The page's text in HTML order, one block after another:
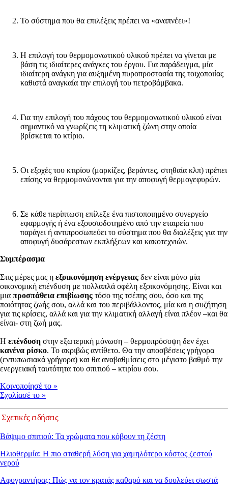
Το σύστημα που θα επιλέξεις πρέπει να «αναπνέει»!
Η επιλογή του θερμομονωτικού υλικού πρέπει να γίνεται με
βάση τις ιδιαίτερες ανάγκες του έργου. Για παράδειγμα, μία
ιδιαίτερη ανάγκη για αυξημένη πυροπροστασία της τοιχοποιίας
καθιστά αναγκαία την επιλογή του πετροβάμβακα.
Για την επιλογή του πάχους του θερμομονωτικού υλικού είναι
σημαντικό να γνωρίζεις τη κλιματική ζώνη στην οποία
βρίσκεται το κτίριο.
Οι εξοχές του κτιρίου (μαρκίζες, βεράντες, στηθαία κλπ) πρέπει
επίσης να θερμομονώνονται για την αποφυγή θερμογεφυρών.
Σε κάθε περίπτωση επίλεξε ένα πιστοποιημένο συνεργείο
εφαρμογής ή ένα εξουσιοδοτημένο από την εταιρεία που
παράγει ή αντιπροσωπεύει το σύστημα που θα διαλέξεις για την
αποφυγή δυσάρεστων εκπλήξεων και κακοτεχνιών.
Συμπέρασμα
Στις μέρες μας η εξοικονόμηση ενέργειας δεν είναι μόνο μία
οικονομική επένδυση με πολλαπλά οφέλη εξοικονόμησης. Είναι και
μια προσπάθεια επιβίωσης τόσο της τσέπης σου, όσο και της
ποιότητας ζωής σου, αλλά και του περιβάλλοντος, μία και η συζήτηση
για τις κρίσεις, αλλά και για την κλιματική αλλαγή είναι πλέον –και θα
είναι- στη ζωή μας.
Η επένδυση στην εξωτερική μόνωση – θερμοπρόσοψη δεν έχει
κανένα ρίσκο. Το ακριβώς αντίθετο. Θα την αποσβέσεις γρήγορα
(εντυπωσιακά γρήγορα) και θα αναβαθμίσεις στο μέγιστο βαθμό την
ενεργειακή ταυτότητα του σπιτιού – κτιρίου σου.
Κοινοποίησέ το »
Σχολίασέ το »
Σχετικές ειδήσεις
Βάψιμο σπιτιού: Τα χρώματα που κόβουν τη ζέστη
Ηλιοθερμία: Η πιο σταθερή λύση για χαμηλότερο κόστος ζεστού
νερού
Αφυγραντήρας: Πώς να τον κρατάς καθαρό και να δουλεύει σωστά